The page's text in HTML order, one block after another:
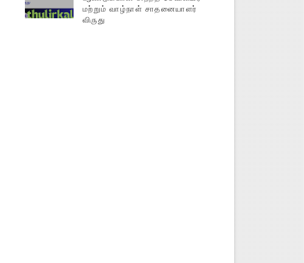
மற்றும் வாழ்நாள் சாதனையாளர்
விருது